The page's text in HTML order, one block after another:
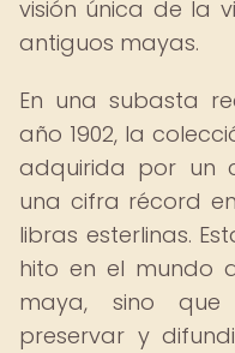
visión única de la
antiguos mayas.
En una subasta
año 1902, la
adquirida por un
una cifra récord
libras esterlinas.
hito en el mundo
maya, sino
preservar y